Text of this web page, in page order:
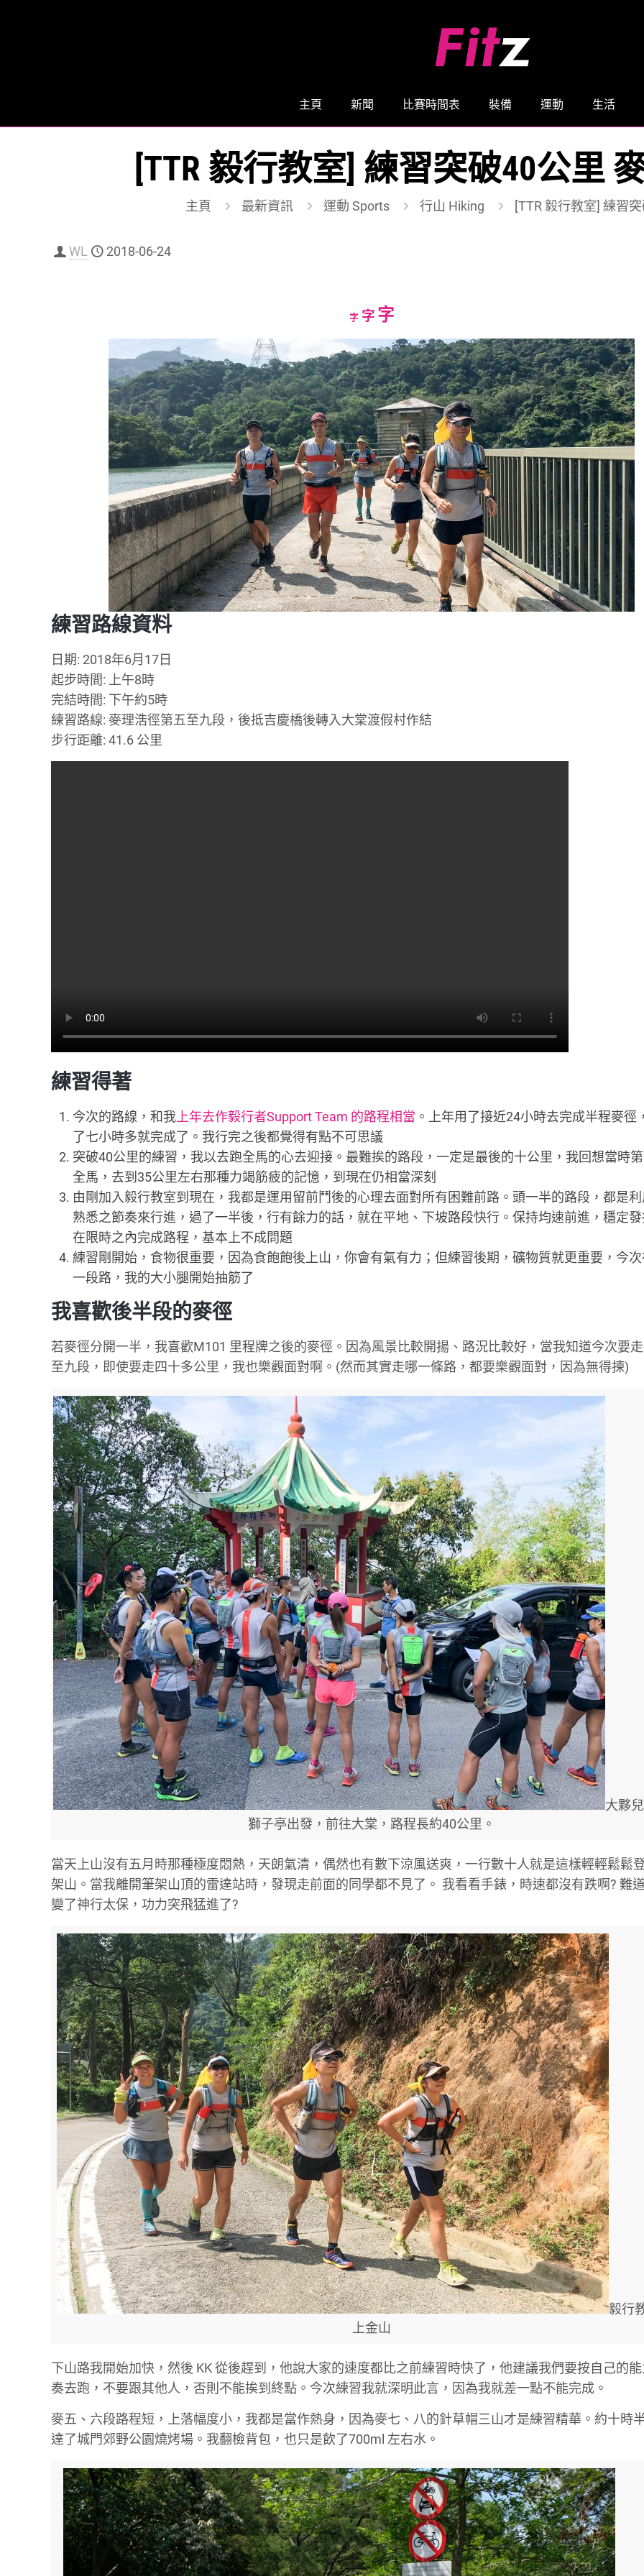
主頁 新聞 比賽時間表 裝備 運動 生活
[TTR 毅行教室] 練習突破40公里
主頁 最新資訊 運動 Sports 行山 Hiking [TTR 毅行教室] 練習
WL 2018-06-24
字Decrease
size.
字Reset
size.
字Increase
font
size.
練習路線資料
日期: 2018年6月17日
起步時間: 上午8時
完結時間: 下午約5時
練習路線: 麥理浩徑第五至九段，後抵吉慶橋後轉入大棠渡假村作結
步行距離: 41.6 公里
練習得著
今次的路線，和我 上年去作毅行者Support Team 的路程相當 。上年用了接近24小時去完成半程麥徑
了七小時多就完成了。我行完之後都覺得有點不可思議
突破40公里的練習，我以去跑全馬的心去迎接。最難挨的路段，一定是最後的十公里，我回想當時
全馬，去到35公里左右那種力竭筋疲的記憶，到現在仍相當深刻
由剛加入毅行教室到現在，我都是運用留前鬥後的心理去面對所有困難前路。頭一半的路段，都是
熟悉之節奏來行進，過了一半後，行有餘力的話，就在平地、下坡路段快行。保持均速前進，穩定
在限時之內完成路程，基本上不成問題
練習剛開始，食物很重要，因為食飽飽後上山，你會有氣有力；但練習後期，礦物質就更重要，今
一段路，我的大小腿開始抽筋了
我喜歡後半段的麥徑
若麥徑分開一半，我喜歡M101 里程牌之後的麥徑。因為風景比較開揚、路況比較好，當我知道今次要
至九段，即使要走四十多公里，我也樂觀面對啊。(然而其實走哪一條路，都要樂觀面對，因為無得揀)
大夥
獅子亭出發，前往大棠，路程長約40公里。
當天上山沒有五月時那種極度悶熱，天朗氣清，偶然也有數下涼風送爽，一行數十人就是這樣輕輕鬆鬆
架山。當我離開筆架山頂的雷達站時，發現走前面的同學都不見了。 我看看手錶，時速都沒有跌啊? 難
變了神行太保，功力突飛猛進了?
毅行
上金山
下山路我開始加快，然後 KK 從後趕到，他說大家的速度都比之前練習時快了，他建議我們要按自己的
奏去跑，不要跟其他人，否則不能挨到終點。今次練習我就深明此言，因為我就差一點不能完成。
麥五、六段路程短，上落幅度小，我都是當作熱身，因為麥七、八的針草帽三山才是練習精華。約十時
達了城門郊野公園燒烤場。我翻檢背包，也只是飲了700ml 左右水。